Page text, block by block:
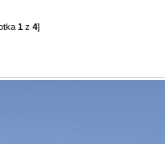
1 z 4]